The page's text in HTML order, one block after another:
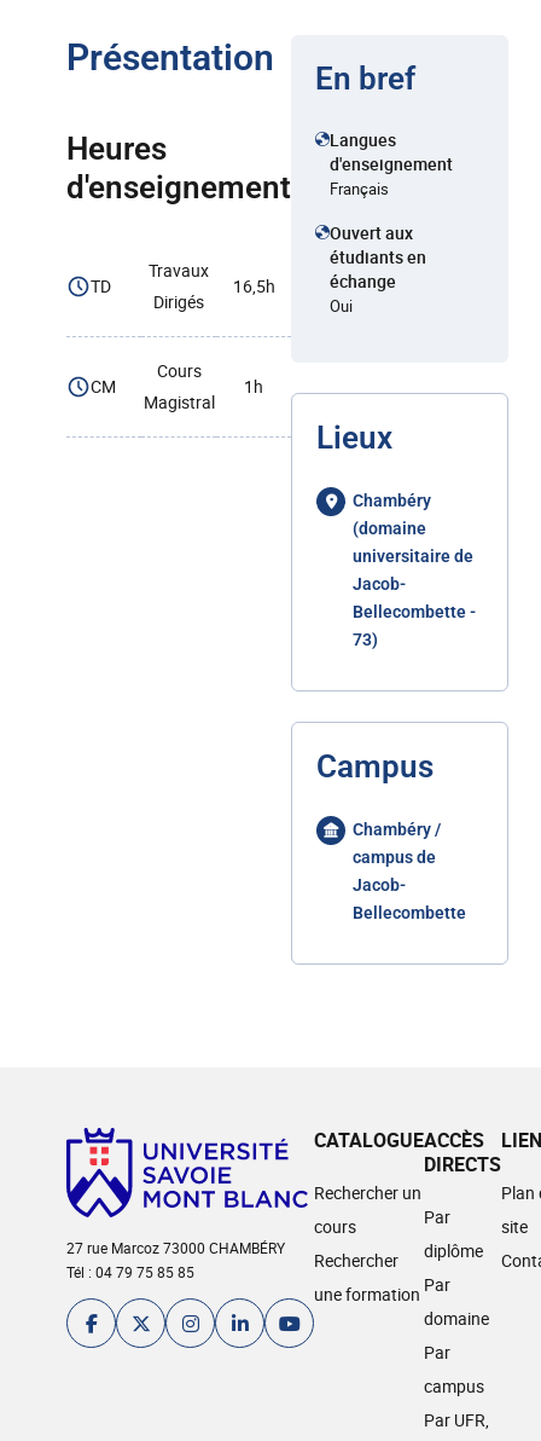
Présentation
Heures
d'enseignement
TD
Travaux
Dirigés
16,5h
CM
Cours
Magistral
1h
En bref
Langues
d'enseignement
Français
Ouvert aux
étudiants en
échange
Oui
Lieux
Chambéry
(domaine
universitaire de
Jacob-
Bellecombette -
73)
Campus
Chambéry /
campus de
Jacob-
Bellecombette
27 rue Marcoz 73000 CHAMBÉRY
Tél : 04 79 75 85 85
CATALOGUE
Rechercher un
cours
Rechercher
une formation
ACCÈS
DIRECTS
Par
diplôme
Par
domaine
Par
campus
Par UFR,
Plan
site